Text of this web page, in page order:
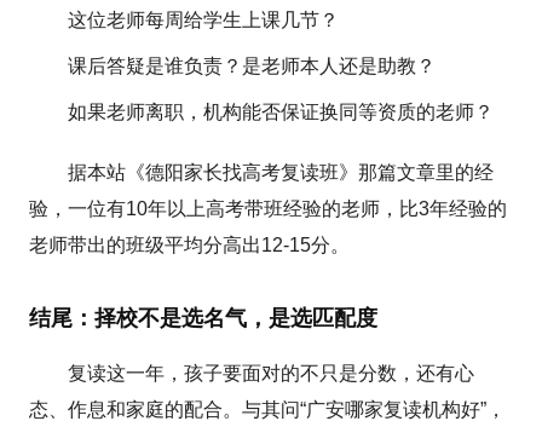
这位老师每周给学生上课几节？
课后答疑是谁负责？是老师本人还是助教？
如果老师离职，机构能否保证换同等资质的老师？
据本站《德阳家长找高考复读班》那篇文章里的经
验，一位有10年以上高考带班经验的老师，比3年经验的
老师带出的班级平均分高出12-15分。
结尾：择校不是选名气，是选匹配度
复读这一年，孩子要面对的不只是分数，还有心
态、作息和家庭的配合。与其问“广安哪家复读机构好”，